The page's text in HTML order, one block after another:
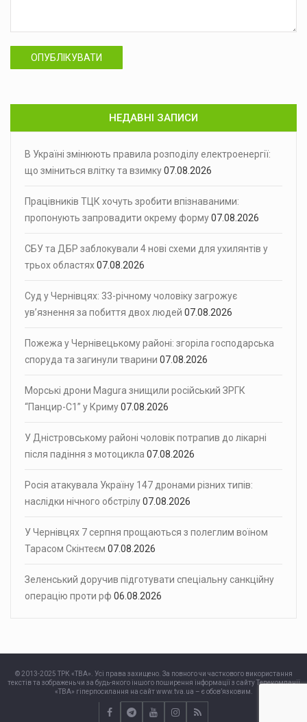
ОПУБЛІКУВАТИ
НЕДАВНІ ЗАПИСИ
В Україні змінюють правила розподілу електроенергії:
що зміниться влітку та взимку07.08.2026
Працівників ТЦК хочуть зробити впізнаваними:
пропонують запровадити окрему форму07.08.2026
СБУ та ДБР заблокували 4 нові схеми для ухилянтів у
трьох областях07.08.2026
Суд у Чернівцях: 33-річному чоловіку загрожує
ув’язнення за побиття двох людей 07.08.2026
Пожежа у Чернівецькому районі: згоріла господарська
споруда та загинули тварини 07.08.2026
Морські дрони Magura знищили російський ЗРГК
“Панцир-С1” у Криму07.08.2026
У Дністровському районі чоловік потрапив до лікарні
після падіння з мотоцикла 07.08.2026
Росія атакувала Україну 147 дронами різних типів:
наслідки нічного обстрілу07.08.2026
У Чернівцях 7 серпня прощаються з полеглим воїном
Тарасом Скінтеєм 07.08.2026
Зеленський доручив підготувати спеціальну санкційну
операцію проти рф 06.08.2026
© 2013-2025 ТРК «ТВА». Усі права захищено. За повного чи часткового використання
текстів та зображень чи за будь-якого іншого поширення інформації з сайту Телекомпанії
«ТВА» гіперпосилання на сайт www.tva.ua – є обов’язковим.